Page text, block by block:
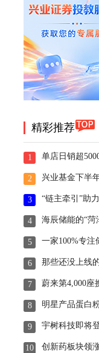
精彩推荐
1 单店日销超
2 兴业基金下半
3 “链主牵引”助
4 海辰储能的“菏
5 一家100%专注
6 那些还没上线
7 蔚来第4,000座
8 明星产品蛋白
9 宇树科技即将
10 创新药板块领